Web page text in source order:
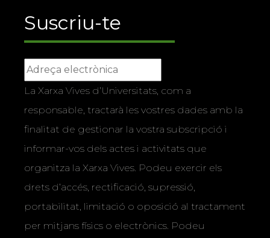
Suscriu-te
La Xarxa Vives d’Universitats, com a
responsable, tractarà les vostres dades amb la
finalitat de gestionar la vostra subscripció i
informar-vos dels actes i activitats que
organitza la Xarxa Vives. Podeu exercir els
drets d’accés, rectificació, supressió,
portabilitat, limitació o oposició al tractament
per mitjans físics o electrònics. Podeu